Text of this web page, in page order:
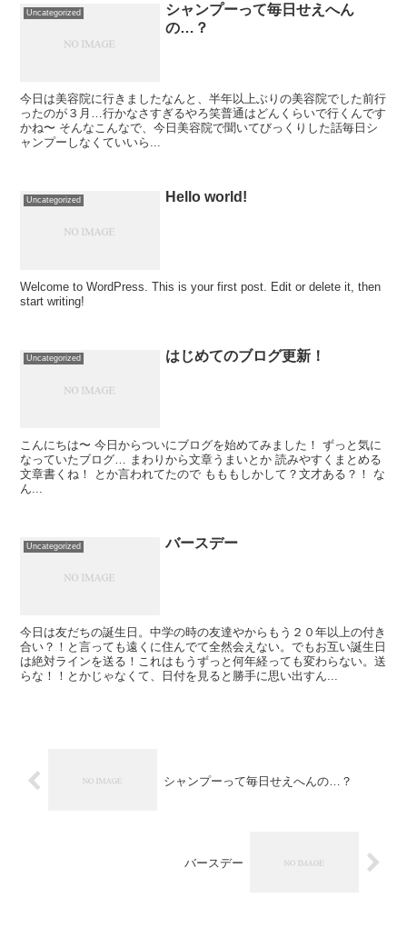
Uncategorized
シャンプーって毎日せえへん
の…？
今日は美容院に行きましたなんと、半年以上ぶりの美容院でした前行
ったのが３月…行かなさすぎるやろ笑普通はどんくらいで行くんです
かね〜 そんなこんなで、今日美容院で聞いてびっくりした話毎日シ
ャンプーしなくていいら...
Uncategorized Hello world!
Welcome to WordPress. This is your first post. Edit or delete it, then
start writing!
Uncategorized はじめてのブログ更新！
こんにちは〜 今日からついにブログを始めてみました！ ずっと気に
なっていたブログ… まわりから文章うまいとか 読みやすくまとめる
文章書くね！ とか言われてたので もももしかして？文才ある？！ な
ん...
Uncategorized バースデー
今日は友だちの誕生日。中学の時の友達やからもう２０年以上の付き
合い？！と言っても遠くに住んでて全然会えない。でもお互い誕生日
は絶対ラインを送る！これはもうずっと何年経っても変わらない。送
らな！！とかじゃなくて、日付を見ると勝手に思い出すん...
シャンプーって毎日せえへんの…？
バースデー